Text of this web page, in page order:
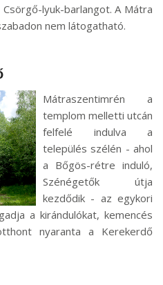
lyuk-barlangot. A Mátra
nem látogatható.
Mátraszentimrén a
templom melletti utcán
felfelé indulva a
település szélén - ahol
a Bőgös-rétre induló,
Szénégetők útja
kezdődik - az egykori
a kirándulókat, kemencés
nyaranta a Kerekerdő